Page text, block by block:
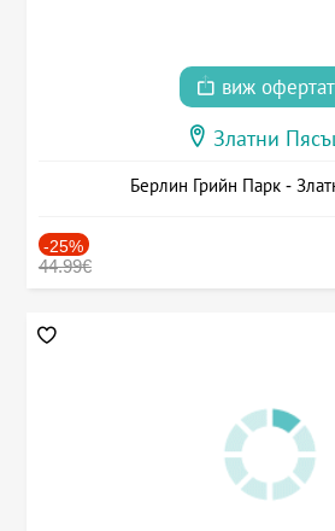
виж
Златни
Берлин Грийн Парк -
-25%
44.99€